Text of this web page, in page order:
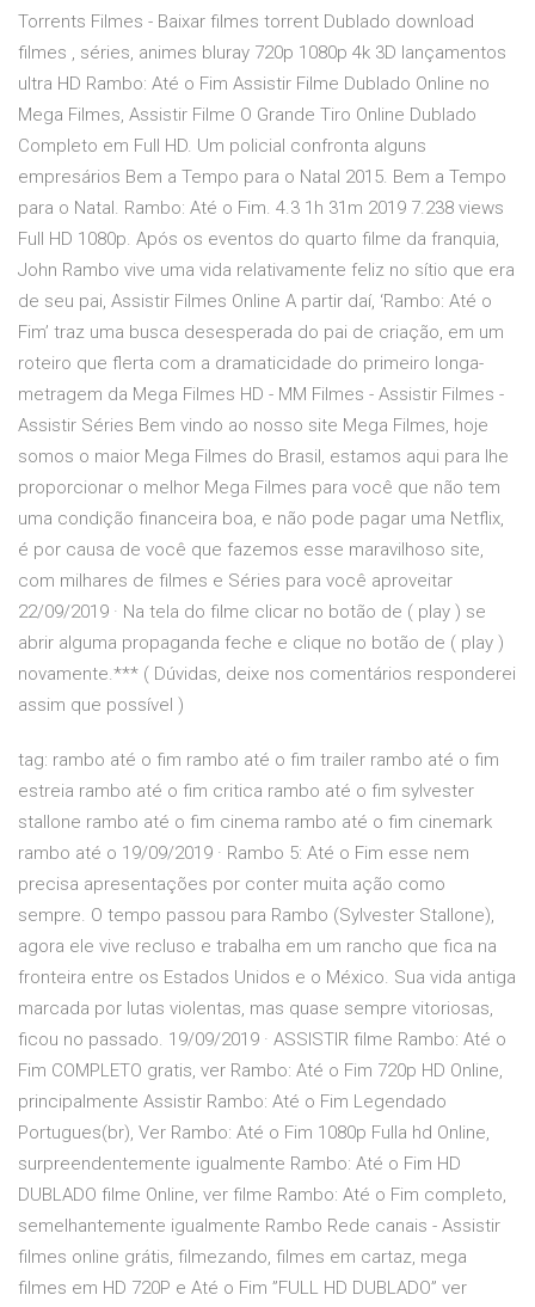
Torrents Filmes - Baixar filmes torrent Dublado download
filmes , séries, animes bluray 720p 1080p 4k 3D lançamentos
ultra HD Rambo: Até o Fim Assistir Filme Dublado Online no
Mega Filmes, Assistir Filme O Grande Tiro Online Dublado
Completo em Full HD. Um policial confronta alguns
empresários Bem a Tempo para o Natal 2015. Bem a Tempo
para o Natal. Rambo: Até o Fim. 4.3 1h 31m 2019 7.238 views
Full HD 1080p. Após os eventos do quarto filme da franquia,
John Rambo vive uma vida relativamente feliz no sítio que era
de seu pai, Assistir Filmes Online A partir daí, ‘Rambo: Até o
Fim’ traz uma busca desesperada do pai de criação, em um
roteiro que flerta com a dramaticidade do primeiro longa-
metragem da Mega Filmes HD - MM Filmes - Assistir Filmes -
Assistir Séries Bem vindo ao nosso site Mega Filmes, hoje
somos o maior Mega Filmes do Brasil, estamos aqui para lhe
proporcionar o melhor Mega Filmes para você que não tem
uma condição financeira boa, e não pode pagar uma Netflix,
é por causa de você que fazemos esse maravilhoso site,
com milhares de filmes e Séries para você aproveitar
22/09/2019 · Na tela do filme clicar no botão de ( play ) se
abrir alguma propaganda feche e clique no botão de ( play )
novamente.*** ( Dúvidas, deixe nos comentários responderei
assim que possível )
tag: rambo até o fim rambo até o fim trailer rambo até o fim
estreia rambo até o fim critica rambo até o fim sylvester
stallone rambo até o fim cinema rambo até o fim cinemark
rambo até o 19/09/2019 · Rambo 5: Até o Fim esse nem
precisa apresentações por conter muita ação como
sempre. O tempo passou para Rambo (Sylvester Stallone),
agora ele vive recluso e trabalha em um rancho que fica na
fronteira entre os Estados Unidos e o México. Sua vida antiga
marcada por lutas violentas, mas quase sempre vitoriosas,
ficou no passado. 19/09/2019 · ASSISTIR filme Rambo: Até o
Fim COMPLETO gratis, ver Rambo: Até o Fim 720p HD Online,
principalmente Assistir Rambo: Até o Fim Legendado
Portugues(br), Ver Rambo: Até o Fim 1080p Fulla hd Online,
surpreendentemente igualmente Rambo: Até o Fim HD
DUBLADO filme Online, ver filme Rambo: Até o Fim completo,
semelhantemente igualmente Rambo Rede canais - Assistir
filmes online grátis, filmezando, filmes em cartaz, mega
filmes em HD 720P e Até o Fim ”FULL HD DUBLADO” ver